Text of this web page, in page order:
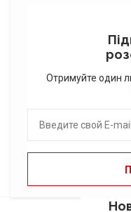
Отримуйте один